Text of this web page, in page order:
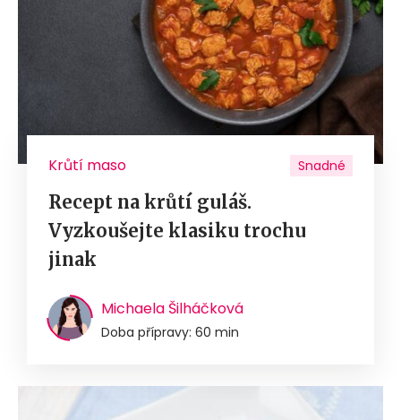
Krůtí maso Snadné
Recept na krůtí guláš.
Vyzkoušejte klasiku trochu
jinak
Michaela Šilháčková
Doba přípravy: 60 min